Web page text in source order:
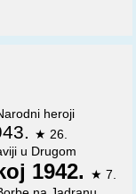
heroji
★ 26.
u Drugom
1942. ★7.